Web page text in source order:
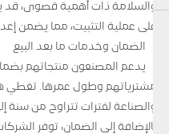
والسلامة ذات أهمية قصوى، قد
على عملية التثبيت، مما يضمن
الضمان وخدمات ما بعد البيع
يدعم المصنعون منتجاتهم
مشترياتهم وطول عمرها. تغطي
والصناعة لفترات تتراوح من
بالإضافة إلى الضمان، توفر